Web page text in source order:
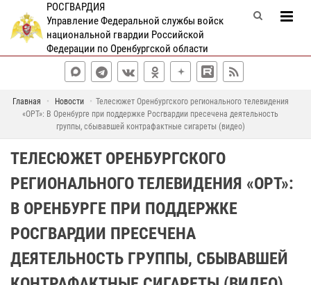
РОСГВАРДИЯ
Управление Федеральной службы войск
национальной гвардии Российской
Федерации по Оренбургской области
Главная Новости
Телесюжет Оренбургского регионального телевидения
«ОРТ»: В Оренбурге при поддержке Росгвардии пресечена деятельность
группы, сбывавшей контрафактные сигареты (видео)
ТЕЛЕСЮЖЕТ ОРЕНБУРГСКОГО
РЕГИОНАЛЬНОГО ТЕЛЕВИДЕНИЯ «ОРТ»:
В ОРЕНБУРГЕ ПРИ ПОДДЕРЖКЕ
РОСГВАРДИИ ПРЕСЕЧЕНА
ДЕЯТЕЛЬНОСТЬ ГРУППЫ, СБЫВАВШЕЙ